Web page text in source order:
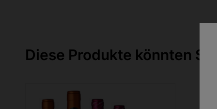
Diese Produkte könnten